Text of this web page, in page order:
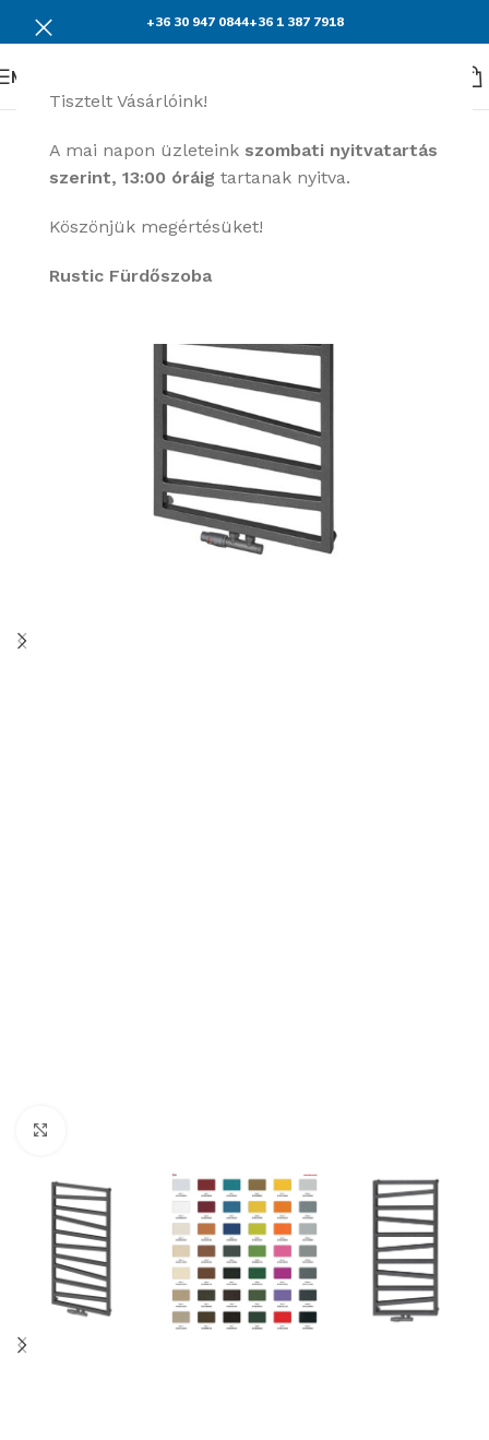
Tisztelt Vásárlóink!
A mai napon üzleteink szombati nyitvatartás
szerint, 13:00 óráig tartanak nyitva.
Köszönjük megértésüket!
Rustic Fürdőszoba
+36 30 947 0844+36 1 387 7918
Menü